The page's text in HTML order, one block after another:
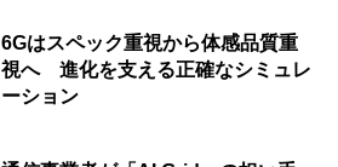
6Gはスペック重視から体感品質重
視へ 進化を支える正確なシミュレ
ーション